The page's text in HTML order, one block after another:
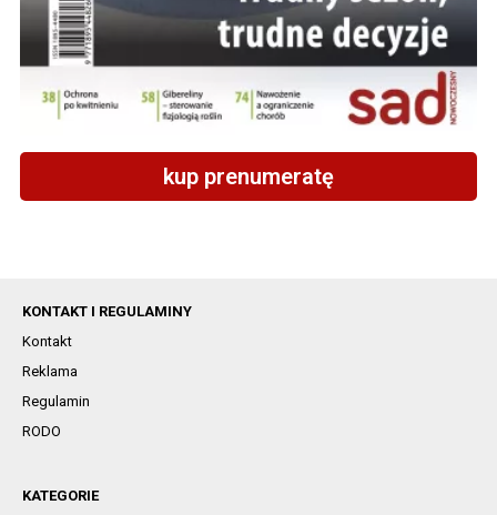
kup prenumeratę
KONTAKT I REGULAMINY
Kontakt
Reklama
Regulamin
RODO
KATEGORIE